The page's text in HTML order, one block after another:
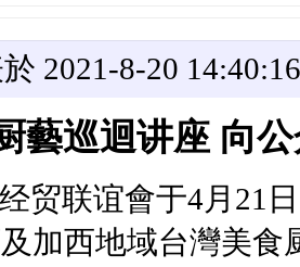
2021-8-20 14:40:16
藝巡迴讲座 向
贸联谊會于4月21
及加西地域台灣美